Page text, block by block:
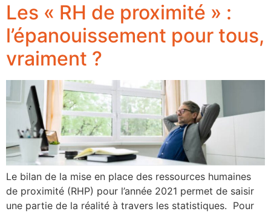
Les « RH de proximité » :
l’épanouissement pour tous,
vraiment ?
Le bilan de la mise en place des ressources humaines
de proximité (RHP) pour l’année 2021 permet de saisir
une partie de la réalité à travers les statistiques. Pour